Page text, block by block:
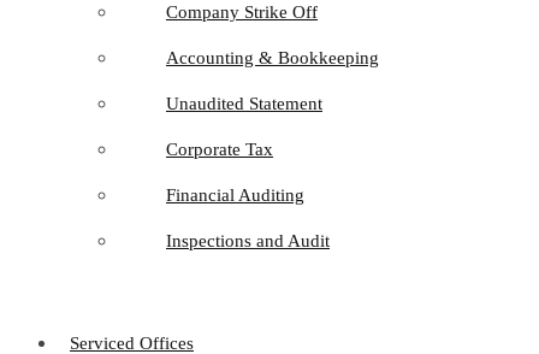
Company Strike Off
Accounting & Bookkeeping
Unaudited Statement
Corporate Tax
Financial Auditing
Inspections and Audit
Serviced Offices